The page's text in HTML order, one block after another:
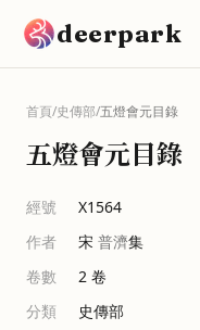
deerpark
首頁/史傳部/五燈會元目錄
五燈會元目錄
經號
X1564
作者
宋 普濟集
卷數
2 卷
分類
史傳部